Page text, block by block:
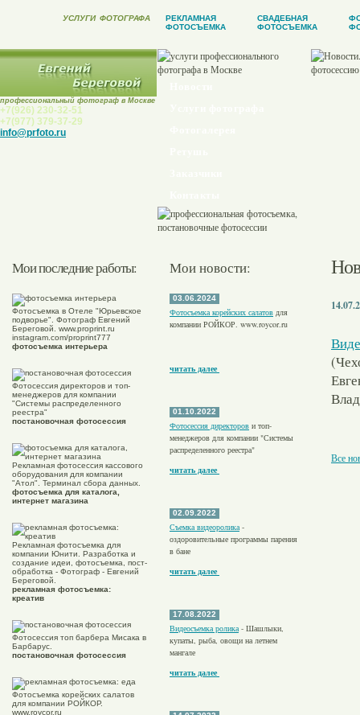
УСЛУГИ ФОТОГРАФА
РЕКЛАМНАЯ
ФОТОСЪЕМКА
СВАДЕБНАЯ
ФОТОСЪЕМКА
профессиональный фотограф в Москве
+7(926) 230-32-51
+7(977) 379-37-29
info@prfoto.ru
Мои последние работы:
Фотосъемка в Отеле "Юрьевское
подворье". Фотограф Евгений
Береговой. www.proprint.ru
instagram.com/proprint777
фотосъемка интерьера
Фотосессия директоров и топ-
менеджеров для компании
"Системы распределенного
реестра"
постановочная фотосессия
Рекламная фотосессия кассового
оборудования для компании
"Атол". Терминал сбора данных.
фотосъемка для каталога,
интернет магазина
Рекламная фотосъемка для
компании Юнити. Разработка и
создание идеи, фотосъемка, пост-
обработка - Фотограф - Евгений
Береговой.
рекламная фотосъемка:
креатив
Фотосессия топ барбера Мисака в
Барбарус.
постановочная фотосессия
Фотосъемка корейских салатов
для компании РОЙКОР.
www.roycor.ru
Мои новости:
03.06.2024
Фотосъемка корейских салатов для
компании РОЙКОР. www.roycor.ru
читать далее
01.10.2022
Фотосессия директоров и топ-
менеджеров для компании "Системы
распределенного реестра"
читать далее
02.09.2022
Съемка видеоролика-
оздоровительные программы парения
в бане
читать далее
17.08.2022
Видеосъемка ролика- Шашлыки,
купаты, рыба, овощи на летнем
мангале
читать далее
Все